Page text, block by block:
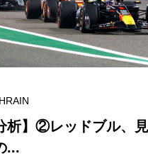
析】②レッドブル、見
...